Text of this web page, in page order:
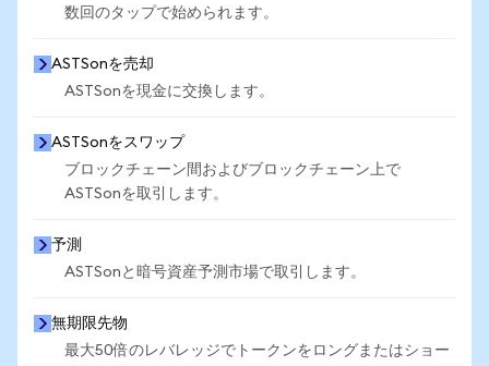
数回のタップで始められます。
ASTSonを売却
ASTSonを現金に交換します。
ASTSonをスワップ
ブロックチェーン間およびブロックチェーン上で
ASTSonを取引します。
予測
ASTSonと暗号資産予測市場で取引します。
無期限先物
最大50倍のレバレッジでトークンをロングまたはショー